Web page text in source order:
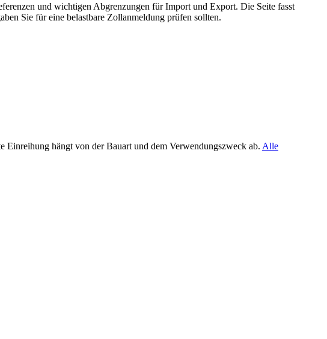
und wichtigen Abgrenzungen für Import und Export. Die Seite fasst
Sie für eine belastbare Zollanmeldung prüfen sollten.
Einreihung hängt von der Bauart und dem Verwendungszweck ab. Alle